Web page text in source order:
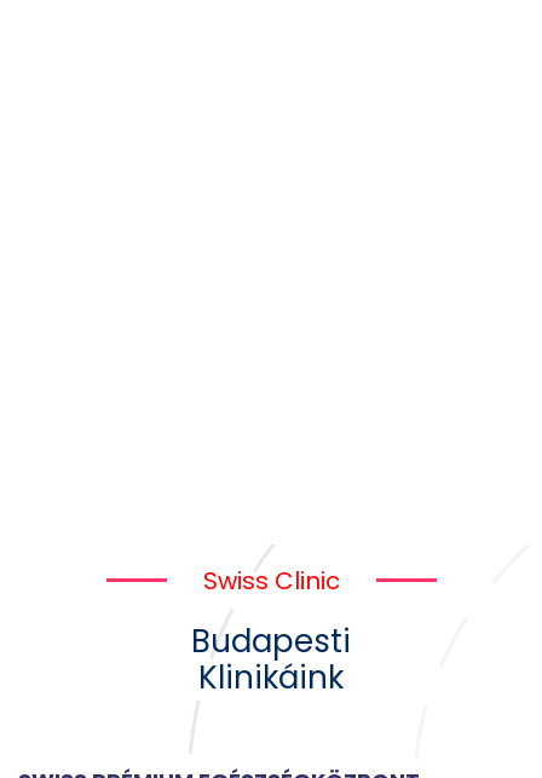
Swiss Clinic
Budapesti
Klinikáink